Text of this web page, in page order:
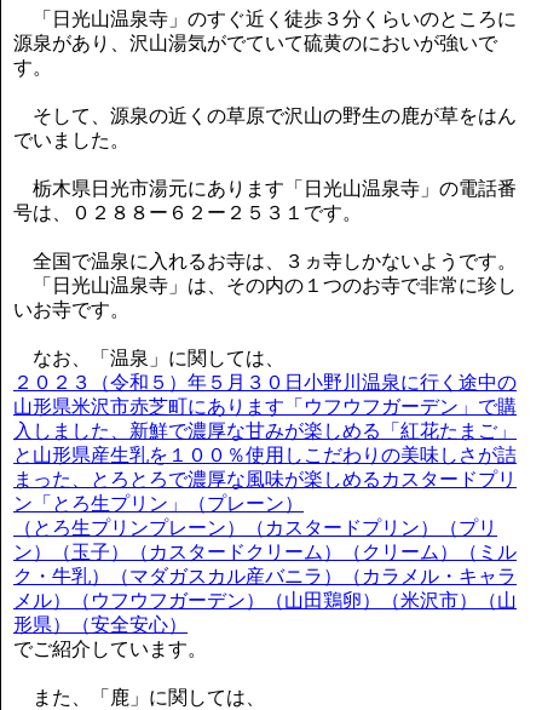
「日光山温泉寺」のすぐ近く徒歩３分くらいのところに
源泉があり、沢山湯気がでていて硫黄のにおいが強いで
す。
そして、源泉の近くの草原で沢山の野生の鹿が草をはん
でいました。
栃木県日光市湯元にあります「日光山温泉寺」の電話番
号は、０２８８ー６２ー２５３１です。
全国で温泉に入れるお寺は、３ヵ寺しかないようです。
「日光山温泉寺」は、その内の１つのお寺で非常に珍し
いお寺です。
なお、「温泉」に関しては、
２０２３（令和５）年５月３０日小野川温泉に行く途中の
山形県米沢市赤芝町にあります「ウフウフガーデン」で購
入しました、新鮮で濃厚な甘みが楽しめる「紅花たまご」
と山形県産生乳を１００％使用しこだわりの美味しさが詰
まった、とろとろで濃厚な風味が楽しめるカスタードプリ
ン「とろ生プリン」（プレーン）
（とろ生プリンプレーン）（カスタードプリン）（プリ
ン）（玉子）（カスタードクリーム）（クリーム）（ミル
ク・牛乳）（マダガスカル産バニラ）（カラメル・キャラ
メル）（ウフウフガーデン）（山田鶏卵）（米沢市）（山
形県）（安全安心）
でご紹介しています。
また、「鹿」に関しては、